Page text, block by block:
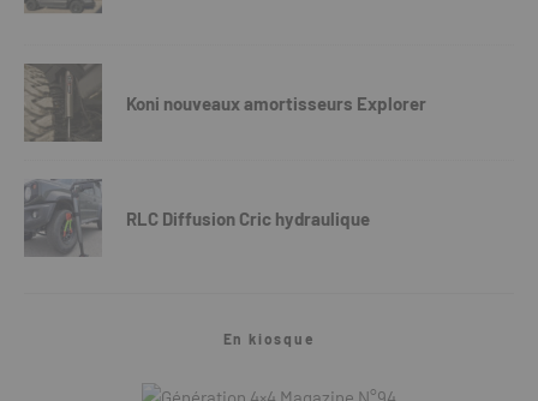
Koni nouveaux amortisseurs Explorer
RLC Diffusion Cric hydraulique
En kiosque